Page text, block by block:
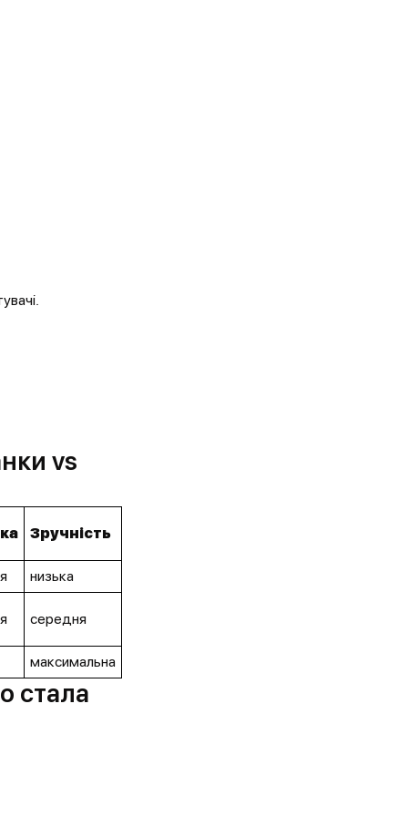
vs
Зручність
низька
середня
максимальна
стала